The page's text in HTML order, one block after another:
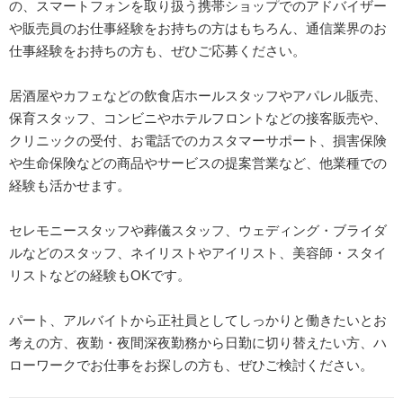
の、スマートフォンを取り扱う携帯ショップでのアドバイザー
や販売員のお仕事経験をお持ちの方はもちろん、通信業界のお
仕事経験をお持ちの方も、ぜひご応募ください。
居酒屋やカフェなどの飲食店ホールスタッフやアパレル販売、
保育スタッフ、コンビニやホテルフロントなどの接客販売や、
クリニックの受付、お電話でのカスタマーサポート、損害保険
や生命保険などの商品やサービスの提案営業など、他業種での
経験も活かせます。
セレモニースタッフや葬儀スタッフ、ウェディング・ブライダ
ルなどのスタッフ、ネイリストやアイリスト、美容師・スタイ
リストなどの経験もOKです。
パート、アルバイトから正社員としてしっかりと働きたいとお
考えの方、夜勤・夜間深夜勤務から日勤に切り替えたい方、ハ
ローワークでお仕事をお探しの方も、ぜひご検討ください。